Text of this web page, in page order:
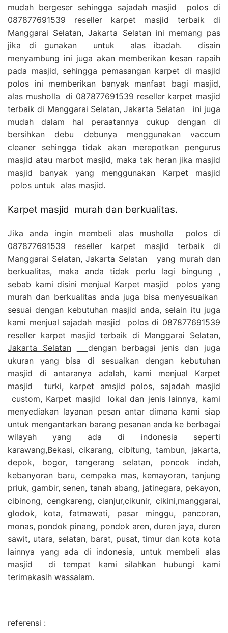
mudah bergeser sehingga sajadah masjid polos di
087877691539 reseller karpet masjid terbaik di
Manggarai Selatan, Jakarta Selatan ini memang pas
jika di gunakan untuk alas ibadah. disain
menyambung ini juga akan memberikan kesan rapaih
pada masjid, sehingga pemasangan karpet di masjid
polos ini memberikan banyak manfaat bagi masjid,
alas musholla di 087877691539 reseller karpet masjid
terbaik di Manggarai Selatan, Jakarta Selatan ini juga
mudah dalam hal peraatannya cukup dengan di
bersihkan debu debunya menggunakan vaccum
cleaner sehingga tidak akan merepotkan pengurus
masjid atau marbot masjid, maka tak heran jika masjid
masjid banyak yang menggunakan Karpet masjid
polos untuk alas masjid.
Karpet masjid murah dan berkualitas.
Jika anda ingin membeli alas musholla polos di
087877691539 reseller karpet masjid terbaik di
Manggarai Selatan, Jakarta Selatan yang murah dan
berkualitas, maka anda tidak perlu lagi bingung ,
sebab kami disini menjual Karpet masjid polos yang
murah dan berkualitas anda juga bisa menyesuaikan
sesuai dengan kebutuhan masjid anda, selain itu juga
kami menjual sajadah masjid polos di 087877691539
reseller karpet masjid terbaik di Manggarai Selatan,
Jakarta Selatan
dengan berbagai jenis dan juga
ukuran yang bisa di sesuaikan dengan kebutuhan
masjid di antaranya adalah, kami menjual Karpet
masjid turki, karpet amsjid polos, sajadah masjid
custom, Karpet masjid lokal dan jenis lainnya, kami
menyediakan layanan pesan antar dimana kami siap
untuk mengantarkan barang pesanan anda ke berbagai
wilayah yang ada di indonesia seperti
karawang,Bekasi, cikarang, cibitung, tambun, jakarta,
depok, bogor, tangerang selatan, poncok indah,
kebanyoran baru, cempaka mas, kemayoran, tanjung
priuk, gambir, senen, tanah abang, jatinegara, pekayon,
cibinong, cengkareng, cianjur,cikunir, cikini,manggarai,
glodok, kota, fatmawati, pasar minggu, pancoran,
monas, pondok pinang, pondok aren, duren jaya, duren
sawit, utara, selatan, barat, pusat, timur dan kota kota
lainnya yang ada di indonesia, untuk membeli alas
masjid di tempat kami silahkan hubungi kami
terimakasih wassalam.
referensi :